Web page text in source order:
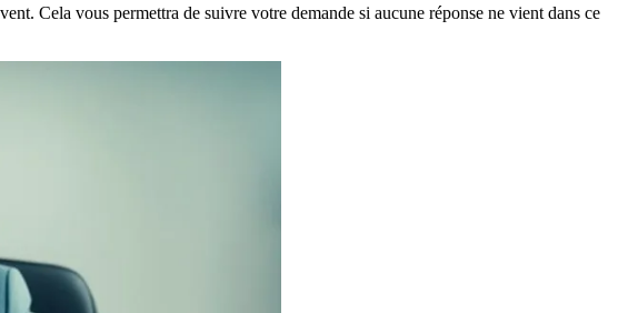
Cela vous permettra de suivre votre demande si aucune réponse ne vient dans ce